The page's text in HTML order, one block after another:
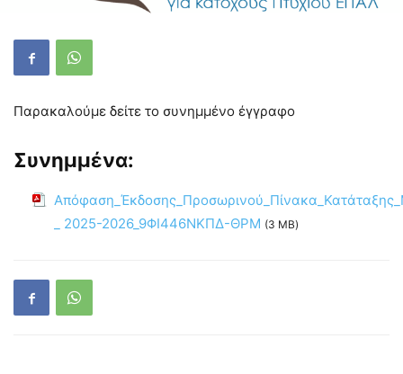
Παρακαλούμε δείτε το συνημμένο έγγραφο
Συνημμένα:
_ 2025-2026_9ΦΙ446ΝΚΠΔ-ΘΡΜ (3 MB)